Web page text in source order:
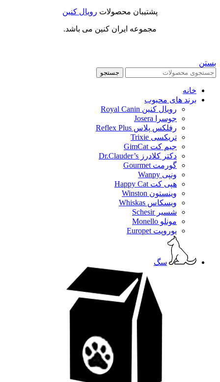
پشتیبان محصولات رویال کنین
مجموعه ایران کنین می باشد.
بستن
جستجو
خانه
برند های محبوب
رویال کنین Royal Canin
جوسرا Josera
رفلکس پلاس Reflex Plus
تریکسی Trixie
جیم کت GimCat
دکتر کلادرز Dr.Clauder’s
گورمت Gourmet
ونپی Wanpy
هپی کت Happy Cat
وینستون Winston
ویسکاس Whiskas
شسیر Schesir
مونلو Monello
یوروپت Europet
سگ